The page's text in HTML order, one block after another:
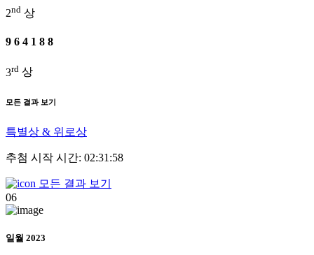
2nd 상
9 6 4 1 8 8
3rd 상
모든 결과 보기
특별상 & 위로상
추첨 시작 시간: 02:31:58
모든 결과 보기
06
일월 2023